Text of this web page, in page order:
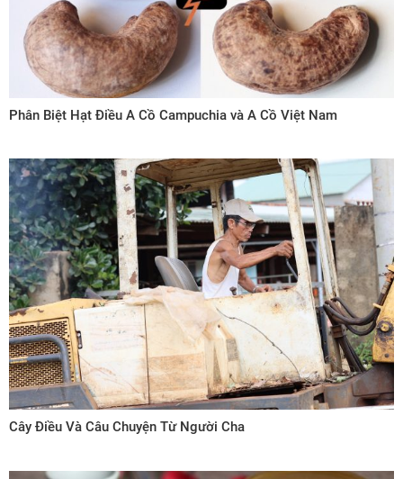
Phân Biệt Hạt Điều A Cồ Campuchia và A Cồ Việt Nam
Cây Điều Và Câu Chuyện Từ Người Cha